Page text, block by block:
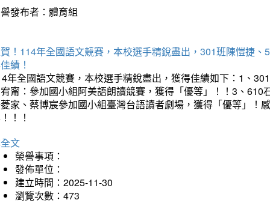
發布者：體育組
！114年全國語文競賽，本校選手精銳盡出，301班陳愷捷
績！
年全國語文競賽，本校選手精銳盡出，獲得佳績如下：1、
甯：參加國小組阿美語朗讀競賽，獲得「優等」！！3、
家、蔡博宸參加國小組臺灣台語讀者劇場，獲得「優等」！
！！
文
榮譽事項：
發佈單位：
建立時間：2025-11-30
瀏覽次數：473